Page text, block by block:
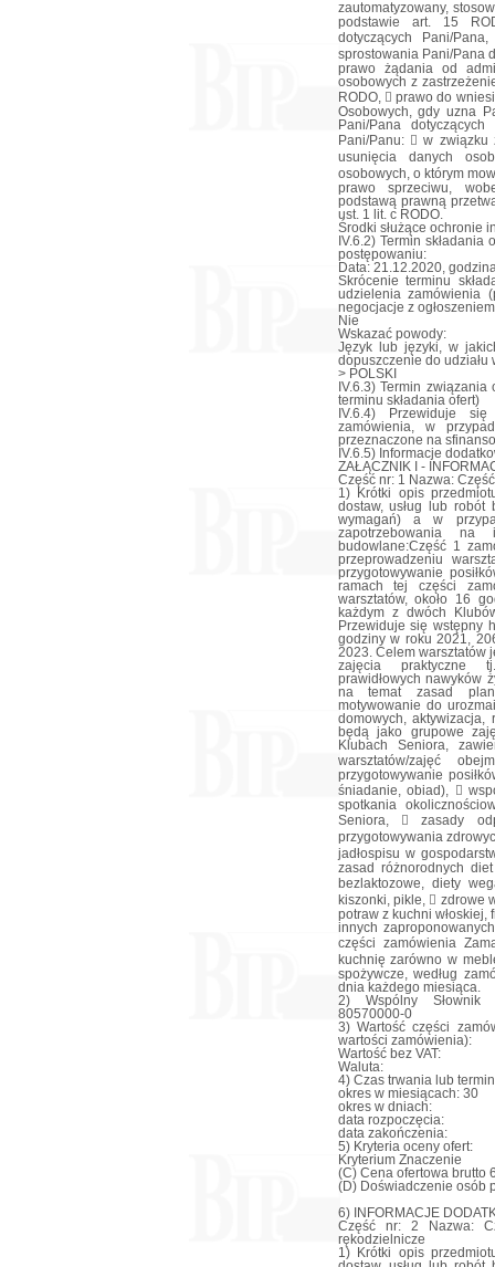
zautomatyzowany,
podstawie art. 15
dotyczących Pani/
sprostowania Pani/Pana
prawo żądania od
osobowych z
RODO,  prawo do
Osobowych, gdy uzna
Pani/Pana
Pani/Panu:  w
usunięcia danych
osobowych, o którym
prawo sprzeciwu,
podstawą prawną
ust. 1 lit. c RODO.
Środki służące ochronie
IV.6.2) Termin
postępowaniu:
Data: 21.12.2020,
Skrócenie terminu
udzielenia zamówienia
negocjacje z
Nie
Wskazać powody:
Język lub języki, w
dopuszczenie do udziału
> POLSKI
IV.6.3) Termin
terminu składania ofert)
IV.6.4) Przewiduje
zamówienia, w
przeznaczone na
IV.6.5) Informacje
ZAŁĄCZNIK I -
Część nr: 1 Nazwa:
1) Krótki opis
dostaw, usług lub robót
wymagań) a w
zapotrzebowania na
budowlane:Część 1
przeprowadzeniu
przygotowywanie
ramach tej części
warsztatów, około 16
każdym z dwóch
Przewiduje się wstępny
godziny w roku 2021,
2023. Celem warsztatów
zajęcia praktyczne
prawidłowych nawyków
na temat zasad
motywowanie do
domowych, aktywizacja,
będą jako grupowe
Klubach Seniora,
warsztatów/zajęć
przygotowywanie
śniadanie, obiad), 
spotkania
Seniora,  zasady
przygotowywania
jadłospisu w
zasad różnorodnych
bezlaktozowe, diety
kiszonki, pikle,  zdrowe
potraw z kuchni
innych
części zamówienia
kuchnię zarówno w
spożywcze, według
dnia każdego miesiąca.
2) Wspólny Słownik
80570000-0
3) Wartość części
wartości zamówienia):
Wartość bez VAT:
Waluta:
4) Czas trwania lub
okres w miesiącach: 30
okres w dniach:
data rozpoczęcia:
data zakończenia:
5) Kryteria oceny ofert:
Kryterium Znaczenie
(C) Cena ofertowa brutto
(D) Doświadczenie osób
6) INFORMACJE
Część nr: 2 Nazwa:
rękodzielnicze
1) Krótki opis